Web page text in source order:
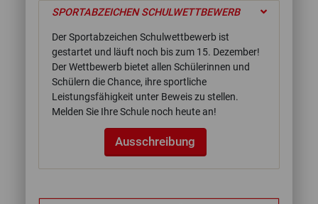
SPORTABZEICHEN SCHULWETTBEWERB
Der Sportabzeichen Schulwettbewerb ist
gestartet und läuft noch bis zum 15. Dezember!
Der Wettbewerb bietet allen Schülerinnen und
Schülern die Chance, ihre sportliche
Leistungsfähigkeit unter Beweis zu stellen.
Melden Sie Ihre Schule noch heute an!
Ausschreibung